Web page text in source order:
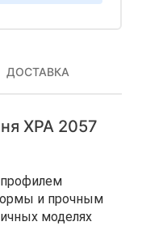
ДОСТАВКА
XPA 2057
и прочным
моделях